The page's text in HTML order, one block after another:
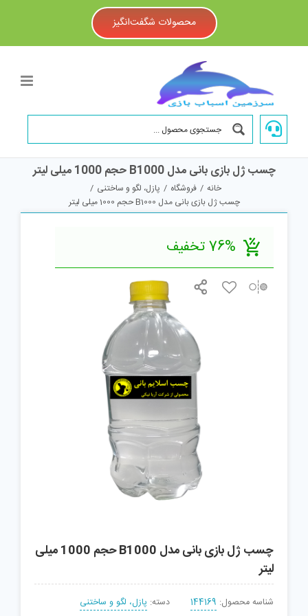
محصولات شگفت‌انگیز
چسب ژل بازی بانی مدل B1000 حجم 1000 میلی لیتر
خانه / فروشگاه / پازل، لگو و ساختنی /
چسب ژل بازی بانی مدل B1000 حجم 1000 میلی لیتر
76% تخفیف
چسب ژل بازی بانی مدل B1000 حجم 1000 میلی
لیتر
شناسه محصول: 144169 دسته: پازل، لگو و ساختنی